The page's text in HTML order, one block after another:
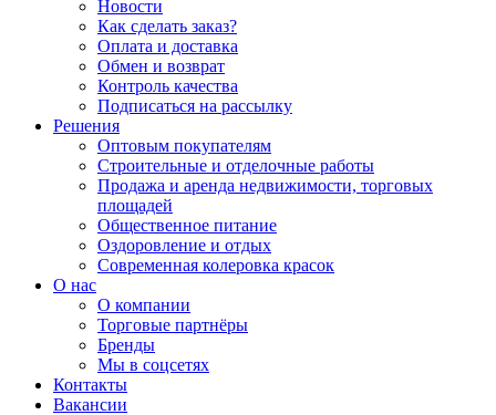
Новости
Как сделать заказ?
Оплата и доставка
Обмен и возврат
Контроль качества
Подписаться на рассылку
Решения
Оптовым покупателям
Строительные и отделочные работы
Продажа и аренда недвижимости, торговых
площадей
Общественное питание
Оздоровление и отдых
Современная колеровка красок
О нас
О компании
Торговые партнёры
Бренды
Мы в соцсетях
Контакты
Вакансии